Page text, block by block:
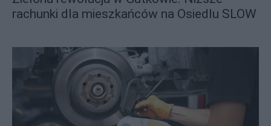
rachunki dla mieszkańców na Osiedlu SLOW